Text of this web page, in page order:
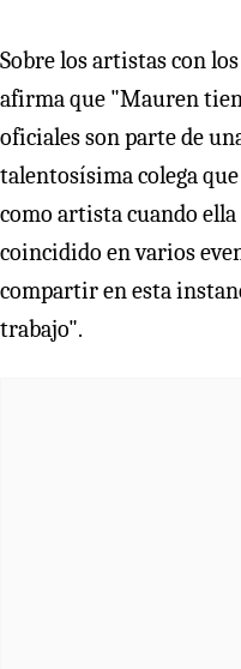
Sobre los artistas con
afirma que "Mauren
oficiales son parte de
talentosísima colega
como artista cuando ella
coincidido en varios
compartir en esta
trabajo".